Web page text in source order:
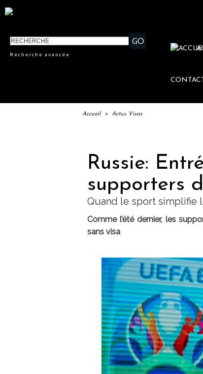
Recherche avancée
Accueil > Actus Visas
Russie:
supporters
Quand le sport simplifie
Comme l’été dernier, les
sans visa